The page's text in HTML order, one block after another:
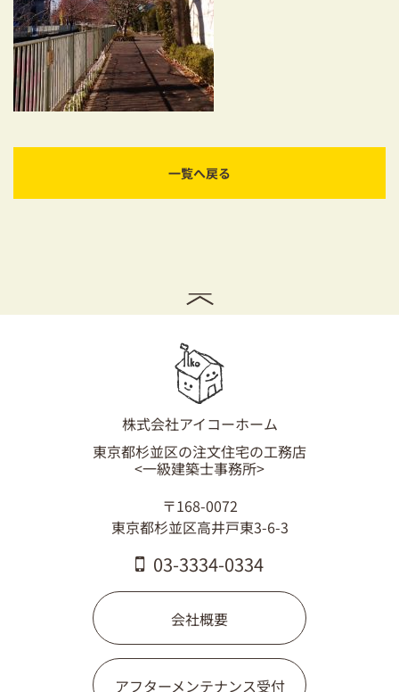
資金計画についてのご相談
ショールーム
お知らせ
03-3334-0334
一覧へ戻る
株式会社アイコーホーム
東京都杉並区の注文住宅の工務店
<一級建築士事務所>
〒168-0072
東京都杉並区高井戸東3-6-3
03-3334-0334
会社概要
アフターメンテナンス受付